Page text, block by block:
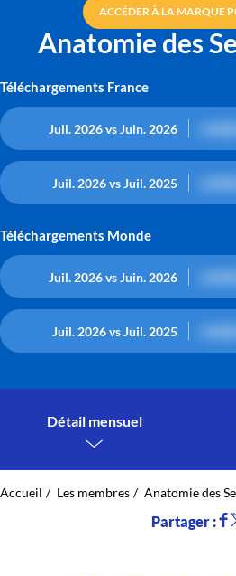
ACCÉDER À LA MARQUE
Anatomie des
Téléchargements France
Juil. 2026 vs Juin. 2026
Juil. 2026 vs Juil. 2025
Téléchargements Monde
Juil. 2026 vs Juin. 2026
Juil. 2026 vs Juil. 2025
Détail mensuel
Accueil Les membres Anatomie des
Partager :